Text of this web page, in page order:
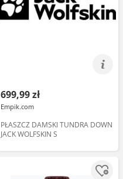
699,99 zł
Empik.com
PŁASZCZ DAMSKI TUNDRA DOWN
JACK WOLFSKIN S